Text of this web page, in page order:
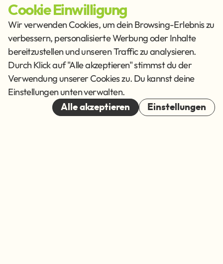
Info
Impressum
Datenschutz
AGB
Get Social
© 2026
Cookie Einwilligung
Wir verwenden Cookies, um dein Browsing-Erlebnis zu
verbessern, personalisierte Werbung oder Inhalte
bereitzustellen und unseren Traffic zu analysieren.
Durch Klick auf "Alle akzeptieren" stimmst du der
Verwendung unserer Cookies zu. Du kannst deine
Einstellungen unten verwalten.
Alle akzeptieren Einstellungen